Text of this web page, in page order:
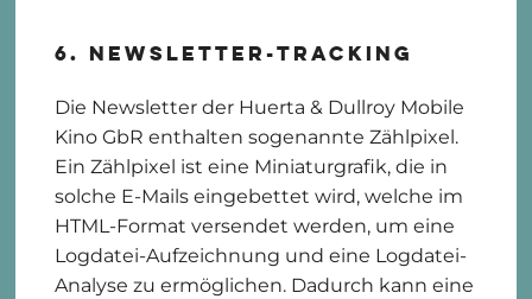
6. Newsletter-Tracking
Die Newsletter der Huerta & Dullroy Mobile
Kino GbR enthalten sogenannte Zählpixel.
Ein Zählpixel ist eine Miniaturgrafik, die in
solche E-Mails eingebettet wird, welche im
HTML-Format versendet werden, um eine
Logdatei-Aufzeichnung und eine Logdatei-
Analyse zu ermöglichen. Dadurch kann eine